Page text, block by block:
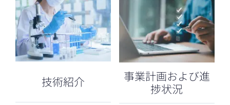
技術紹介
事業計画および進
捗状況